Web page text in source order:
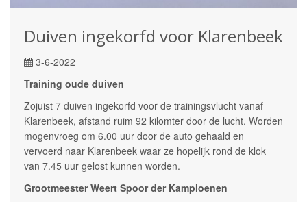
Duiven ingekorfd voor Klarenbeek
3-6-2022
Training oude duiven
Zojuist 7 duiven ingekorfd voor de trainingsvlucht vanaf
Klarenbeek, afstand ruim 92 kilomter door de lucht. Worden
mogenvroeg om 6.00 uur door de auto gehaald en
vervoerd naar Klarenbeek waar ze hopelijk rond de klok
van 7.45 uur gelost kunnen worden.
Grootmeester Weert Spoor der Kampioenen